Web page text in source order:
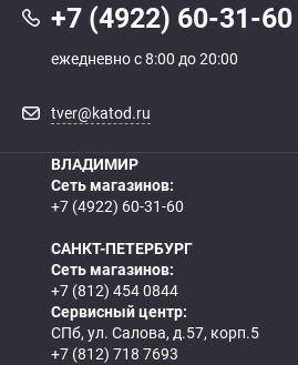
+7 (4922) 60-31-60
ежедневно с 8:00 до 20:00
tver@katod.ru
ВЛАДИМИР
Сеть магазинов:
+7 (4922) 60-31-60
САНКТ-ПЕТЕРБУРГ
Сеть магазинов:
+7 (812) 454 0844
Сервисный центр:
СПб, ул. Салова, д.57, корп.5
+7 (812) 718 7693